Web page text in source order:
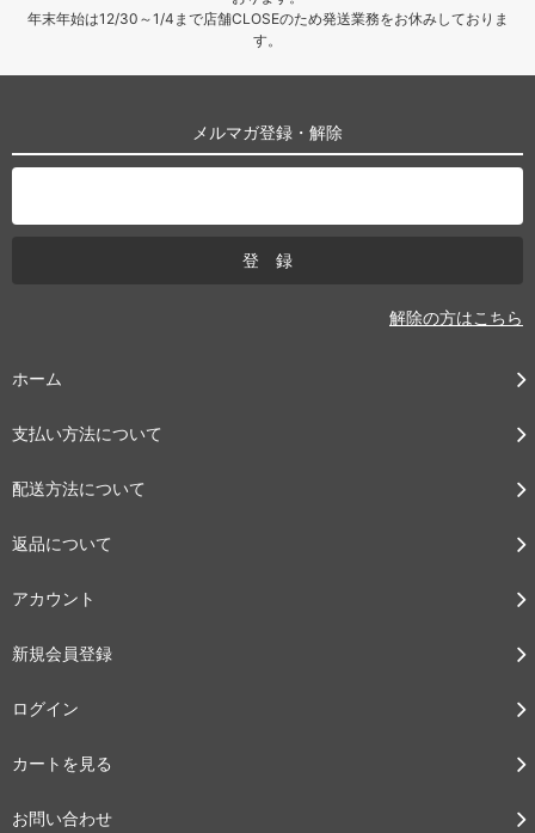
年末年始は12/30～1/4まで店舗CLOSEのため発送業務をお休みしておりま
す。
メルマガ登録・解除
解除の方はこちら
ホーム
支払い方法について
配送方法について
返品について
アカウント
新規会員登録
ログイン
カートを見る
お問い合わせ